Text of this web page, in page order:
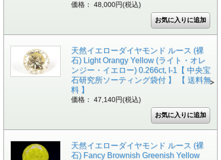
価格： 48,000円(税込)
天然イエローダイヤモンド ルース (裸
石) Light Orangy Yellow (ライト・オレ
ンジー・イエロー) 0.266ct, I-1【 中央宝
石研究所ソーティング袋付 】 【 送料無
料 】
価格： 47,140円(税込)
天然イエローダイヤモンド ルース (裸
石) Fancy Brownish Greenish Yellow